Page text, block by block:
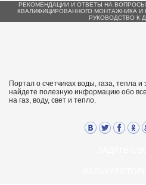
РЕКОМЕНДАЦИИ И ОТВЕТЫ НА
КВАЛИФИЦИРОВАННОГО МОНТАЖНИКА И
РУКОВОДСТВО К
Портал о счетчиках воды, газа, тепла
найдете полезную информацию обо
на газ, воду, свет и тепло.